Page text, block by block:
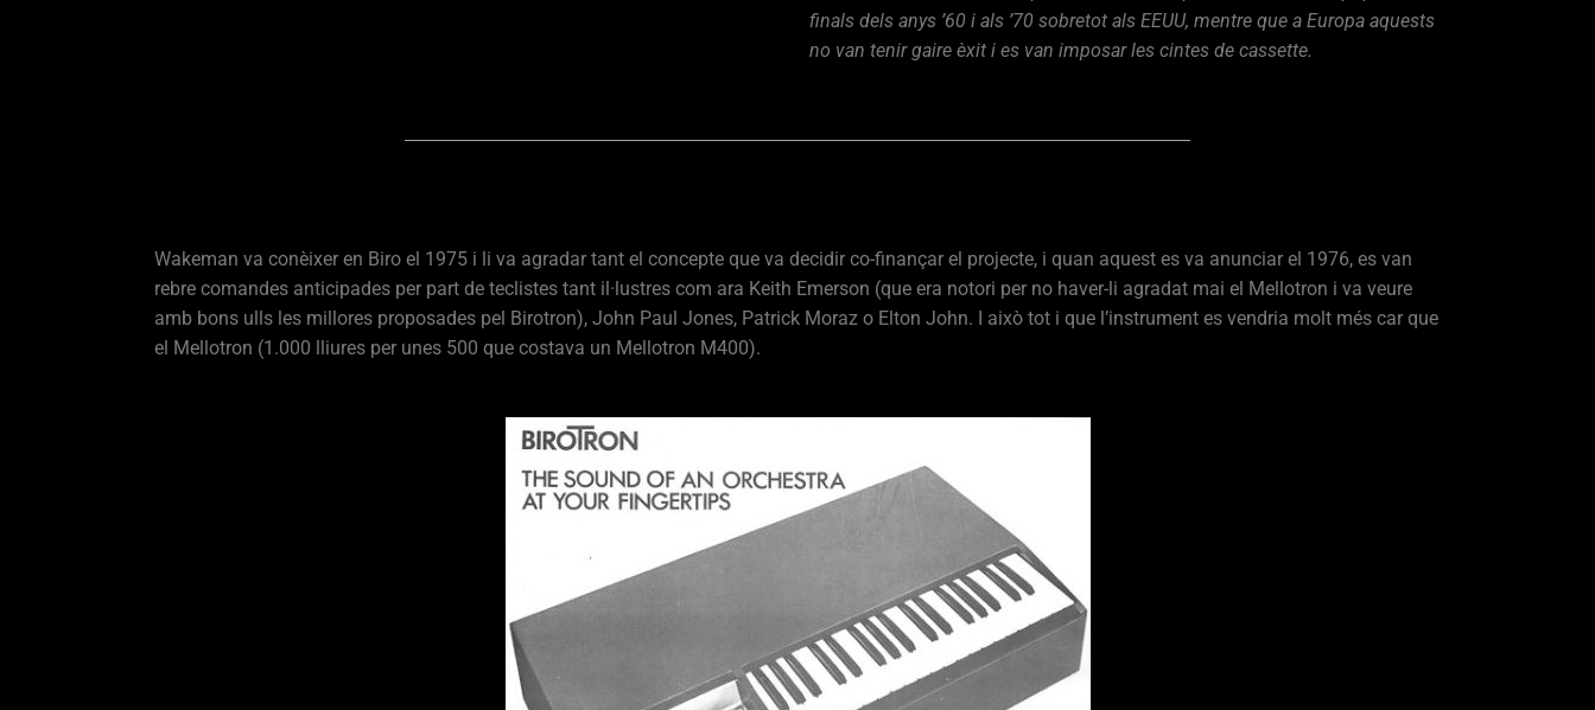
finals dels anys ’60 i als ’70 sobretot als EEUU, mentre que a Europa aquests
no van tenir gaire èxit i es van imposar les cintes de cassette.
Wakeman va conèixer en Biro el 1975 i li va agradar tant el concepte que va decidir co-finançar el projecte, i quan aquest es va anunciar el 1976, es van
rebre comandes anticipades per part de teclistes tant il·lustres com ara Keith Emerson (que era notori per no haver-li agradat mai el Mellotron i va veure
amb bons ulls les millores proposades pel Birotron), John Paul Jones, Patrick Moraz o Elton John. I això tot i que l’instrument es vendria molt més car que
el Mellotron (1.000 lliures per unes 500 que costava un Mellotron M400).